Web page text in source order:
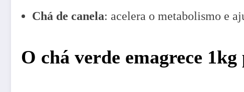
Chá de canela: acelera o metabolismo e
O chá verde emagrece